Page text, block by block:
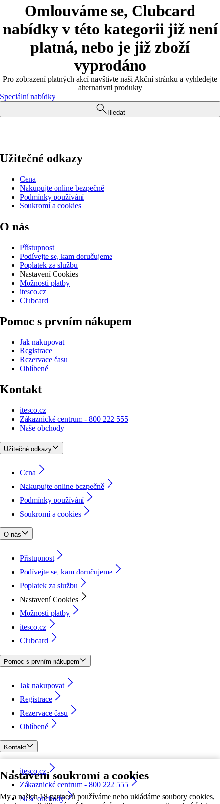
Nastavení soukromí a cookies
My a našich 18 partnerů používáme nebo ukládáme soubory cookies,
Omlouváme se, Clubcard
nabídky v této kategorii již není
platná, nebo je již zboží
vyprodáno
Pro zobrazení platných akcí navštivte naši Akční stránku a vyhledejte
alternativní produkty
Speciální nabídky
Hledat
Užitečné odkazy
Cena
Nakupujte online bezpečně
Podmínky používání
Soukromí a cookies
O nás
Přístupnost
Podívejte se, kam doručujeme
Poplatek za službu
Nastavení Cookies
Možnosti platby
itesco.cz
Clubcard
Pomoc s prvním nákupem
Jak nakupovat
Registrace
Rezervace času
Oblíbené
Kontakt
itesco.cz
Zákaznické centrum - 800 222 555
Naše obchody
Užitečné odkazy
Cena
Nakupujte online bezpečně
Podmínky používání
Soukromí a cookies
O nás
Přístupnost
Podívejte se, kam doručujeme
Poplatek za službu
Nastavení Cookies
Možnosti platby
itesco.cz
Clubcard
Pomoc s prvním nákupem
Jak nakupovat
Registrace
Rezervace času
Oblíbené
Kontakt
itesco.cz
Zákaznické centrum - 800 222 555
Naše obchody